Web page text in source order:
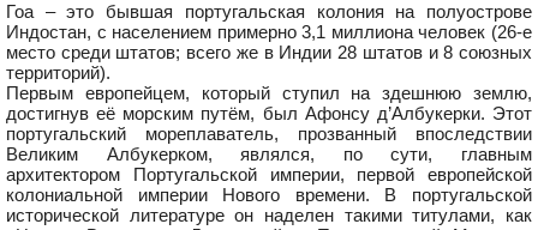
Гоа – это бывшая португальская колония на полуострове
Индостан, с населением примерно 3,1 миллиона человек (26-е
место среди штатов; всего же в Индии 28 штатов и 8 союзных
территорий).
Первым европейцем, который ступил на здешнюю землю,
достигнув её морским путём, был Афонсу д’Албукерки. Этот
португальский мореплаватель, прозванный впоследствии
Великим Албукерком, являлся, по сути, главным
архитектором Португальской империи, первой европейской
колониальной империи Нового времени. В португальской
исторической литературе он наделен такими титулами, как